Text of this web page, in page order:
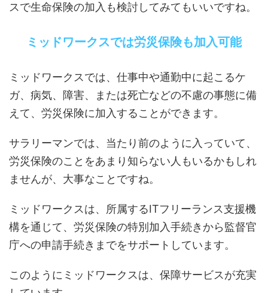
スで生命保険の加入も検討してみてもいいですね。
ミッドワークスでは労災保険も加入可能
ミッドワークスでは、仕事中や通勤中に起こるケ
ガ、病気、障害、または死亡などの不慮の事態に備
えて、労災保険に加入することができます。
サラリーマンでは、当たり前のように入っていて、
労災保険のことをあまり知らない人もいるかもしれ
ませんが、大事なことですね。
ミッドワークスは、所属するITフリーランス支援機
構を通じて、労災保険の特別加入手続きから監督官
庁への申請手続きまでをサポートしています。
このようにミッドワークスは、保障サービスが充実